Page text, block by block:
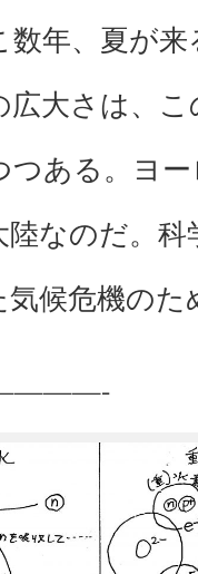
数年、夏が
大さは、
つある。ヨ
なのだ。
候危機の